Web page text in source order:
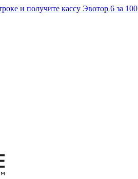
и получите кассу Эвотор 6 за